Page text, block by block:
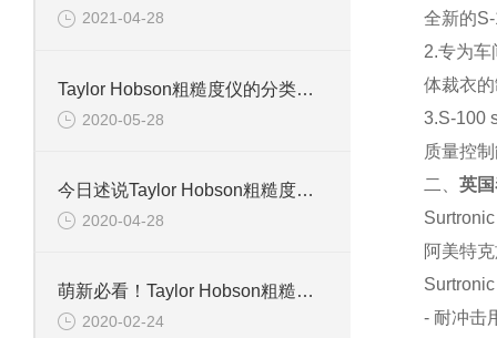
2021-04-28
Taylor Hobson粗糙度仪的分类你可知晓！
2020-05-28
今日述说Taylor Hobson粗糙度仪的测量原理
2020-04-28
萌新必看！Taylor Hobson粗糙度仪的操作要点
2020-02-24
全新的
2.专为
体裁衣
3.S-100
质量控
二、 英
阿美特
- 耐冲击